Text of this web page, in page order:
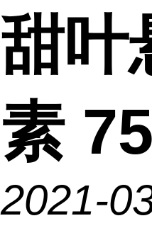
甜叶
素
2021-